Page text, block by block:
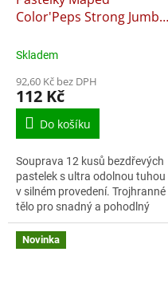
Color'Peps Strong Jumbo
Skladem
92,60 Kč bez DPH
112 Kč
Do košíku
Souprava 12 kusů bezdřevých
pastelek s ultra odolnou tuhou
v silném provedení. Trojhranné
tělo pro snadný a pohodlný
úchop.
Novinka